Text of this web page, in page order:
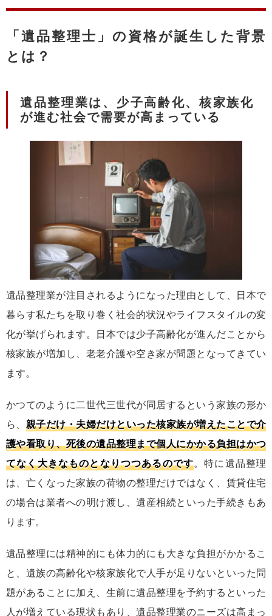
「遺品整理士」の資格が誕生した背景
とは？
遺品整理業は、少子高齢化、核家族化
が進む社会で需要が高まっている
遺品整理業が注目されるようになった理由として、日本で
暮らす私たちを取り巻く社会的状況やライフスタイルの変
化が挙げられます。日本では少子高齢化が進んだことから
核家族が増加し、老老介護や空き家が問題となってきてい
ます。
かつてのように二世代三世代が同居するという家族の形か
ら、 親子だけ・夫婦だけといった核家族が増えたことで介
護や看取り、死後の遺品整理まで個人にかかる負担はかつ
てなく大きなものとなりつつあるのです。特に遺品整理
は、亡くなった家族の荷物の整理だけではなく、賃貸住宅
の場合は業者への明け渡し、遺産相続といった手続きもあ
ります。
遺品整理には精神的にも体力的にも大きな負担がかかるこ
と、遺族の高齢化や核家族化で人手が足りないといった問
題があることに加え、生前に遺品整理を予約するといった
人が増えている現状もあり、遺品整理業のニーズは高まっ